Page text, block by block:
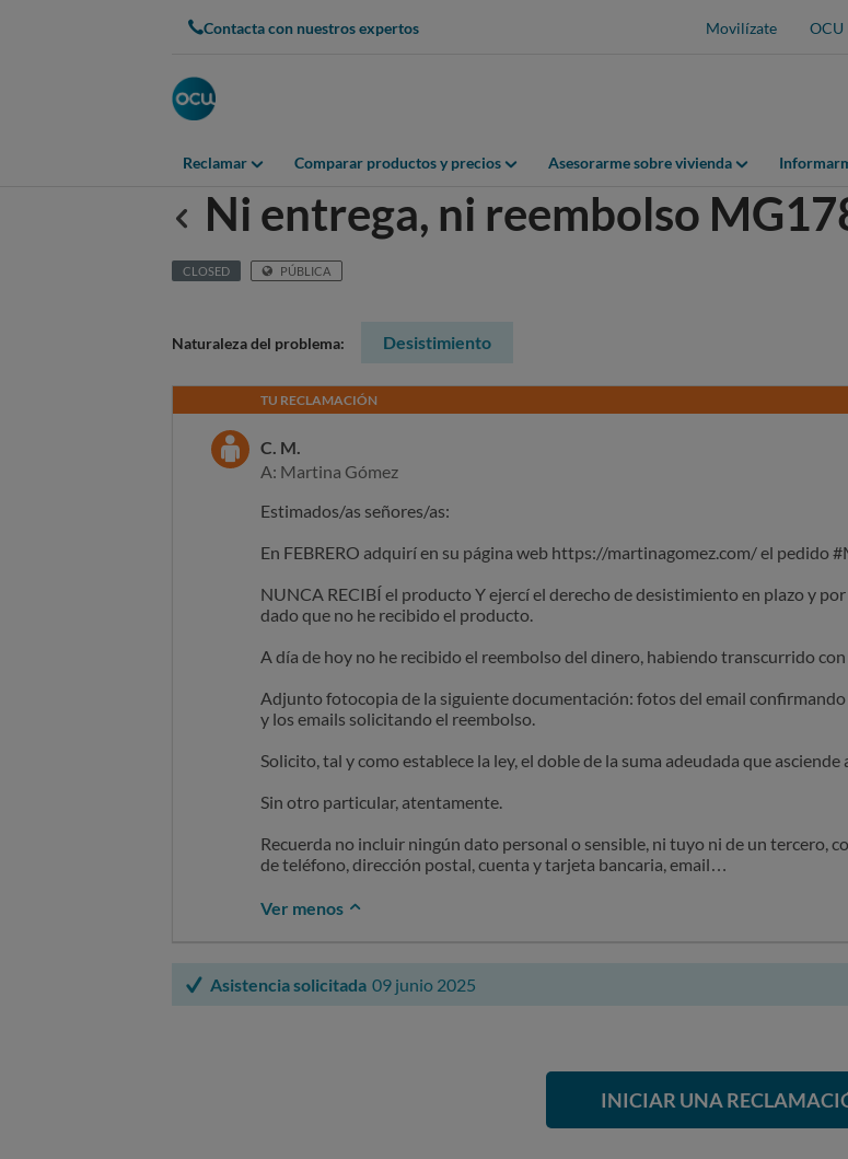
Contacta con nuestros expertos Movilízate OCU
Reclamar Comparar productos y precios Asesorarme sobre vivienda
Anterior
Ni entrega, ni reembolso
CLOSED PÚBLICA
Naturaleza del problema: Desistimiento
TU RECLAMACIÓN
C. M.
A: Martina Gómez
Estimados/as señores/as:
En FEBRERO adquirí en su página web https://martinagomez.com/ el pedido
NUNCA RECIBÍ el producto Y ejercí el derecho de desistimiento en plazo y
dado que no he recibido el producto.
A día de hoy no he recibido el reembolso del dinero, habiendo transcurrido con
Adjunto fotocopia de la siguiente documentación: fotos del email
y los emails solicitando el reembolso.
Solicito, tal y como establece la ley, el doble de la suma adeudada que asciende
Sin otro particular, atentamente.
Recuerda no incluir ningún dato personal o sensible, ni tuyo ni de un tercero,
de teléfono, dirección postal, cuenta y tarjeta bancaria, email…
Ver menos
Asistencia solicitada 09 junio 2025
INICIAR UNA